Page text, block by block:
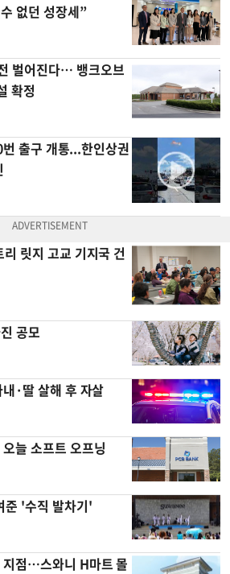
없던 성장세”
벌어진다… 뱅크오브
확정
출구 개통...한인상권
리 릿지 고교 기지국 건
공모
·딸 살해 후 자살
늘 소프트 오프닝
준 '수직 발차기'
점…스와니 H마트 몰